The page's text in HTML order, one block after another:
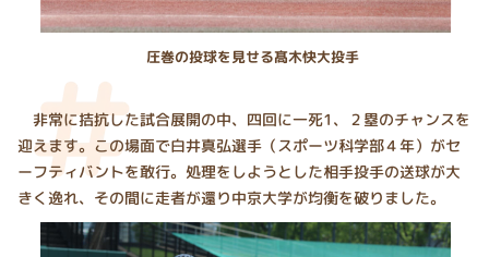
圧巻の投球を見せる髙木快大投手
非常に拮抗した試合展開の中、四回に一死1、２塁のチャンスを
迎えます。この場面で白井真弘選手（スポーツ科学部４年）がセ
ーフティバントを敢行。処理をしようとした相手投手の送球が大
きく逸れ、その間に走者が還り中京大学が均衡を破りました。